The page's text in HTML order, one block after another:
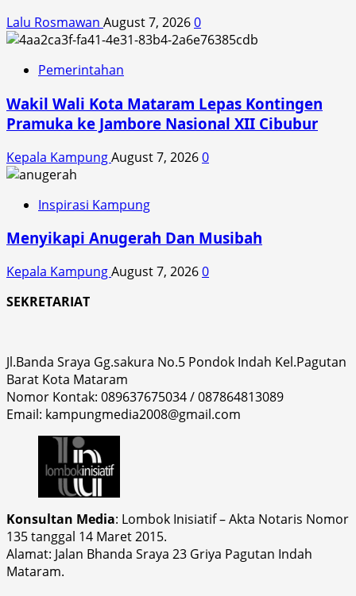
Lalu Rosmawan August 7, 20260
Pemerintahan
Wakil Wali Kota Mataram Lepas Kontingen
Pramuka ke Jambore Nasional XII Cibubur
Kepala KampungAugust 7, 20260
Inspirasi Kampung
Menyikapi Anugerah Dan Musibah
Kepala KampungAugust 7, 20260
SEKRETARIAT
Jl.Banda Sraya Gg.sakura No.5 Pondok Indah Kel.Pagutan
Barat Kota Mataram
Nomor Kontak: 089637675034 / 087864813089
Email: kampungmedia2008@gmail.com
Konsultan Media: Lombok Inisiatif – Akta Notaris Nomor
135 tanggal 14 Maret 2015.
Alamat: Jalan Bhanda Sraya 23 Griya Pagutan Indah
Mataram.